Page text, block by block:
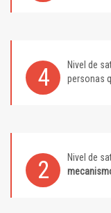
4 Nivel de
personas
2 Nivel de